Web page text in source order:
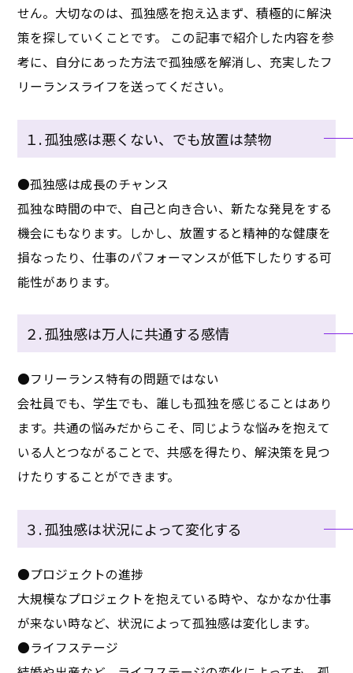
せん。大切なのは、孤独感を抱え込まず、積極的に解決
策を探していくことです。 この記事で紹介した内容を参
考に、自分にあった方法で孤独感を解消し、充実したフ
リーランスライフを送ってください。
１. 孤独感は悪くない、でも放置は禁物
●孤独感は成長のチャンス
孤独な時間の中で、自己と向き合い、新たな発見をする
機会にもなります。しかし、放置すると精神的な健康を
損なったり、仕事のパフォーマンスが低下したりする可
能性があります。
２. 孤独感は万人に共通する感情
●フリーランス特有の問題ではない
会社員でも、学生でも、誰しも孤独を感じることはあり
ます。共通の悩みだからこそ、同じような悩みを抱えて
いる人とつながることで、共感を得たり、解決策を見つ
けたりすることができます。
３. 孤独感は状況によって変化する
●プロジェクトの進捗
大規模なプロジェクトを抱えている時や、なかなか仕事
が来ない時など、状況によって孤独感は変化します。
●ライフステージ